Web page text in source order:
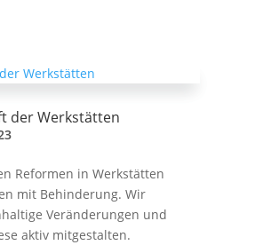
der Werkstätten
Reformen in Werkstätten
mit Behinderung. Wir
Veränderungen und
aktiv mitgestalten.